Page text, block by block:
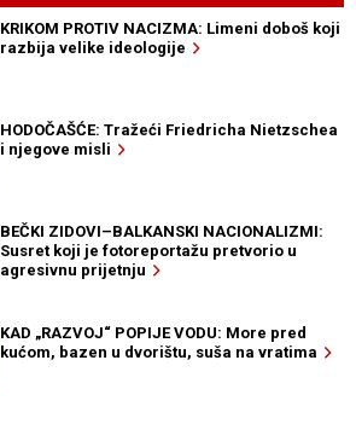
KRIKOM PROTIV NACIZMA: Limeni doboš koji
razbija velike ideologije
HODOČAŠĆE: Tražeći Friedricha Nietzschea
i njegove misli
BEČKI ZIDOVI–BALKANSKI NACIONALIZMI:
Susret koji je fotoreportažu pretvorio u
agresivnu prijetnju
KAD „RAZVOJ“ POPIJE VODU: More pred
kućom, bazen u dvorištu, suša na vratima